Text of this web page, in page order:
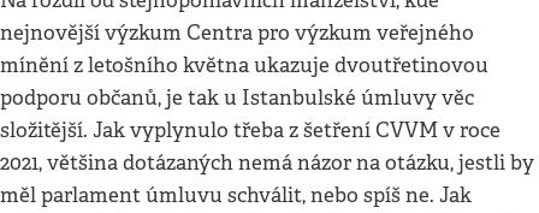
nejnovější výzkum Centra pro výzkum veřejného
mínění z letošního května ukazuje dvoutřetinovou
podporu občanů, je tak u Istanbulské úmluvy věc
složitější. Jak vyplynulo třeba z šetření CVVM v roce
2021, většina dotázaných nemá názor na otázku, jestli by
měl parlament úmluvu schválit, nebo spíš ne. Jak